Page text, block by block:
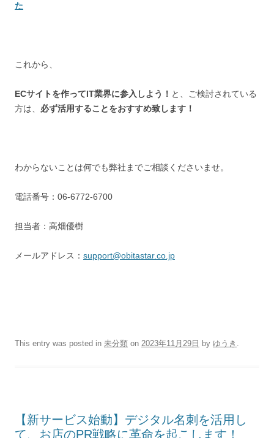
た
これから、
ECサイトを作ってIT業界に参入しよう！ と、ご検討されている
方は、 必ず活用することをおすすめ致します！
わからないことは何でも弊社までご相談くださいませ。
電話番号：06-6772-6700
担当者：高畑優樹
メールアドレス： support@obitastar.co.jp
This entry was posted in 未分類 on 2023年11月29日 by ゆうき .
【新サービス始動】デジタル名刺を活用し
て、お店のPR戦略に革命を起こします！